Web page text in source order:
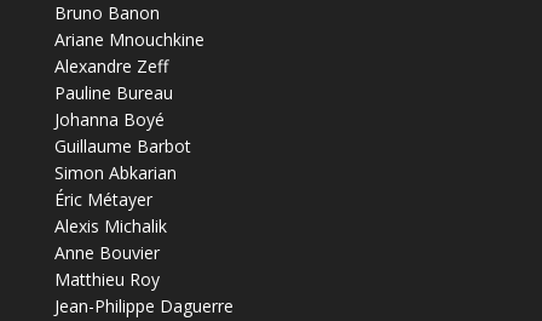
Bruno Banon
Ariane Mnouchkine
Alexandre Zeff
Pauline Bureau
Johanna Boyé
Guillaume Barbot
Simon Abkarian
Éric Métayer
Alexis Michalik
Anne Bouvier
Matthieu Roy
Jean-Philippe Daguerre